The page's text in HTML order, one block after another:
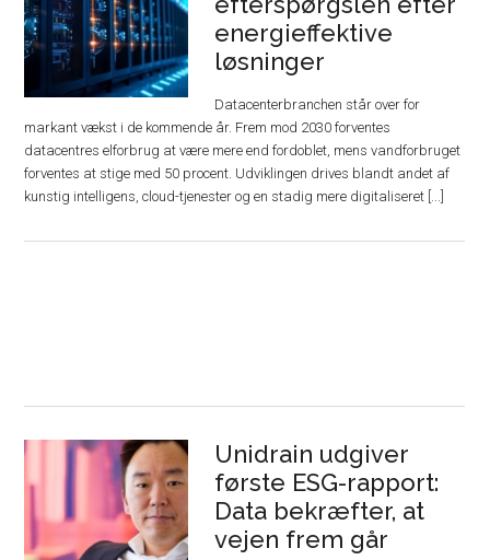
energieffektive
løsninger
Datacenterbranchen står over for
markant vækst i de kommende år. Frem mod 2030 forventes
datacentres elforbrug at være mere end fordoblet, mens vandforbruget
forventes at stige med 50 procent. Udviklingen drives blandt andet af
kunstig intelligens, cloud-tjenester og en stadig mere digitaliseret [...]
Unidrain udgiver
første ESG-rapport:
Data bekræfter, at
vejen frem går